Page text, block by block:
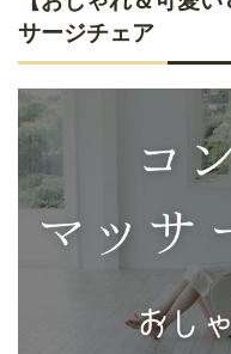
サージチェア